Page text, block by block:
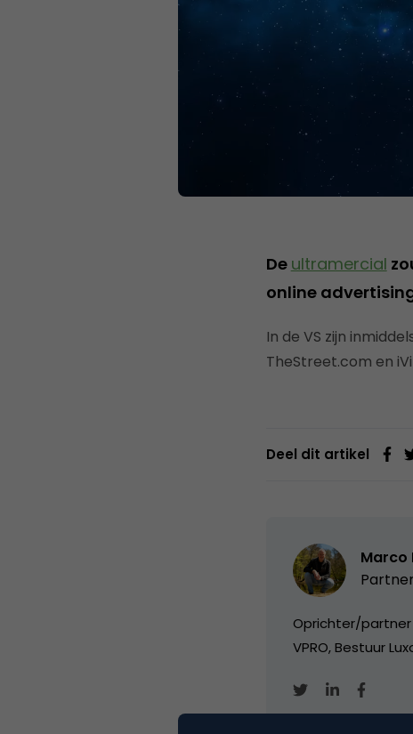
De ultramercial
online
In de VS zijn
TheStreet.com en
Deel dit artikel
Marco
Oprichter/partner
VPRO, Bestuur